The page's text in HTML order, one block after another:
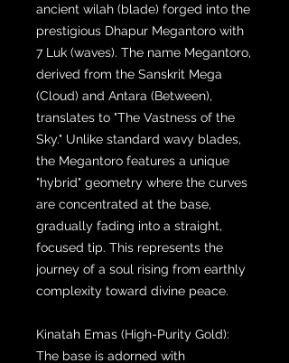
ancient wilah (blade) forged into the
prestigious Dhapur Megantoro with
7 Luk (waves). The name Megantoro,
derived from the Sanskrit Mega
(Cloud) and Antara (Between),
translates to "The Vastness of the
Sky." Unlike standard wavy blades,
the Megantoro features a unique
"hybrid" geometry where the curves
are concentrated at the base,
gradually fading into a straight,
focused tip. This represents the
journey of a soul rising from earthly
complexity toward divine peace.
Kinatah Emas (High-Purity Gold):
The base is adorned with